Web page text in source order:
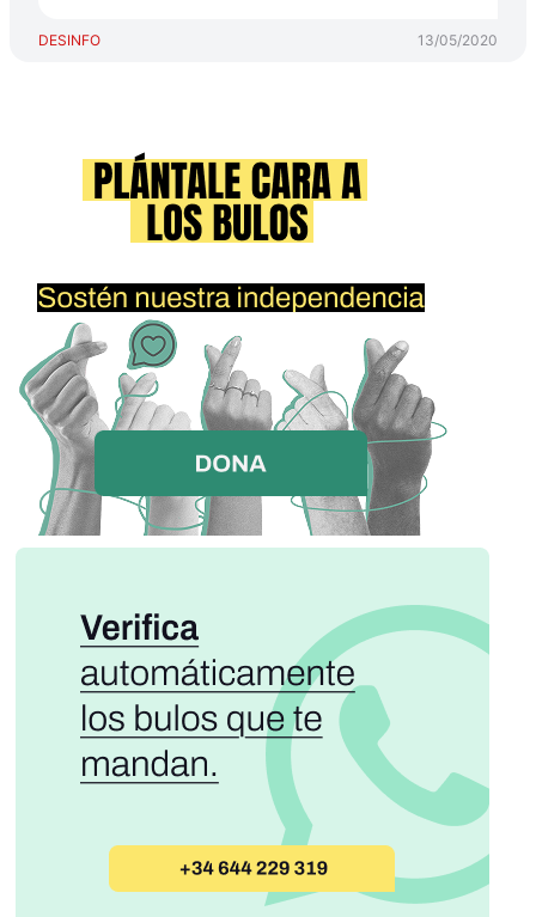
DESINFO 13/05/2020